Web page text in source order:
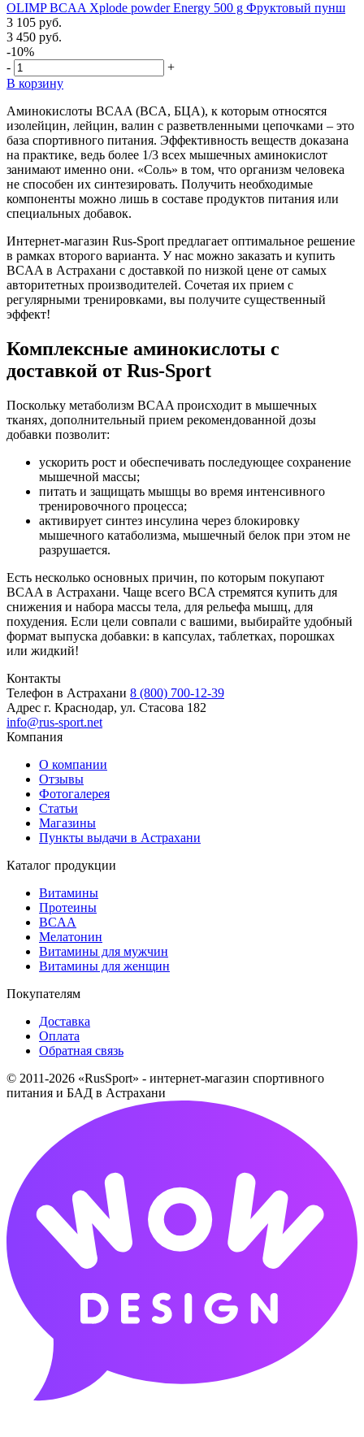
OLIMP BCAA Xplode powder Energy 500 g Фруктовый пунш
3 105 руб.
3 450 руб.
-10%
-
+
В корзину
Аминокислоты BCAA (BCA, БЦА), к которым относятся
изолейцин, лейцин, валин с разветвленными цепочками – это
база спортивного питания. Эффективность веществ доказана
на практике, ведь более 1/3 всех мышечных аминокислот
занимают именно они. «Соль» в том, что организм человека
не способен их синтезировать. Получить необходимые
компоненты можно лишь в составе продуктов питания или
специальных добавок.
Интернет-магазин Rus-Sport предлагает оптимальное решение
в рамках второго варианта. У нас можно заказать и купить
BCAA в Астрахани с доставкой по низкой цене от самых
авторитетных производителей. Сочетая их прием с
регулярными тренировками, вы получите существенный
эффект!
Комплексные аминокислоты с
доставкой от Rus-Sport
Поскольку метаболизм BCAA происходит в мышечных
тканях, дополнительный прием рекомендованной дозы
добавки позволит:
ускорить рост и обеспечивать последующее сохранение
мышечной массы;
питать и защищать мышцы во время интенсивного
тренировочного процесса;
активирует синтез инсулина через блокировку
мышечного катаболизма, мышечный белок при этом не
разрушается.
Есть несколько основных причин, по которым покупают
BCAA в Астрахани. Чаще всего BCA стремятся купить для
снижения и набора массы тела, для рельефа мышц, для
похудения. Если цели совпали с вашими, выбирайте удобный
формат выпуска добавки: в капсулах, таблетках, порошках
или жидкий!
Контакты
Телефон в Астрахани 8 (800) 700-12-39
Адрес г. Краснодар, ул. Стасова 182
info@rus-sport.net
Компания
О компании
Отзывы
Фотогалерея
Статьи
Магазины
Пункты выдачи в Астрахани
Каталог продукции
Витамины
Протеины
BCAA
Мелатонин
Витамины для мужчин
Витамины для женщин
Покупателям
Доставка
Оплата
Обратная связь
© 2011-2026 «RusSport» - интернет-магазин спортивного
питания и БАД в Астрахани